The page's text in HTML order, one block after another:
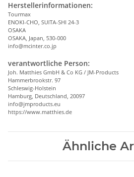
Herstellerinformationen:
Tourmax
ENOKI-CHO, SUITA-SHI 24-3
OSAKA
OSAKA, Japan, 530-000
info@mcinter.co.jp
verantwortliche Person:
Joh. Matthies GmbH & Co KG / JM-Products
Hammerbrookstr. 97
Schleswig-Holstein
Hamburg, Deutschland, 20097
info@jmproducts.eu
https://www.matthies.de
Ähnliche